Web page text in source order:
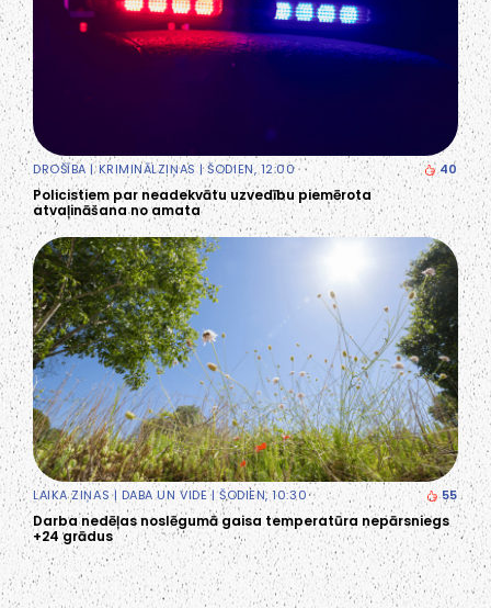
DROŠĪBA|KRIMINĀLZIŅAS | ŠODIEN, 12:00 40
Policistiem par neadekvātu uzvedību piemērota
atvaļināšana no amata
LAIKA ZIŅAS| DABA UN VIDE| ŠODIEN, 10:30 55
Darba nedēļas noslēgumā gaisa temperatūra nepārsniegs
+24 grādus